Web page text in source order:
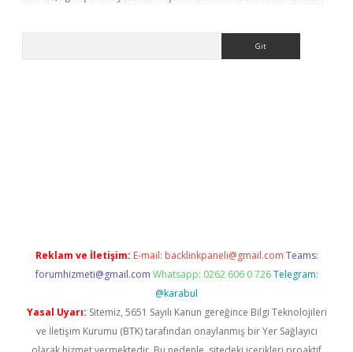
Reklam ve İletişim: E-mail: backlinkpaneli@gmail.com Teams:
forumhizmeti@gmail.com Whatsapp: 0262 606 0 726 Telegram:
@karabul
Yasal Uyarı: Sitemiz, 5651 Sayılı Kanun gereğince Bilgi Teknolojileri
ve İletişim Kurumu (BTK) tarafından onaylanmış bir Yer Sağlayıcı